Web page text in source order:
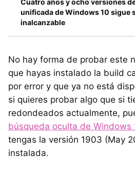
Cuatro años y ocho versiones
unificada de Windows 10 sigue
inalcanzable
No hay forma de probar este
que hayas instalado la build
por error y que ya no está
si quieres probar algo que si
redondeados actualmente,
búsqueda oculta de Windows
tengas la versión 1903 (May
instalada.